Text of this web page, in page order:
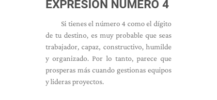
EXPRESIÓN NÚMERO 4
Si tienes el número 4 como el dígito
de tu destino, es muy probable que seas
trabajador, capaz, constructivo, humilde
y organizado. Por lo tanto, parece que
prosperas más cuando gestionas equipos
y lideras proyectos.